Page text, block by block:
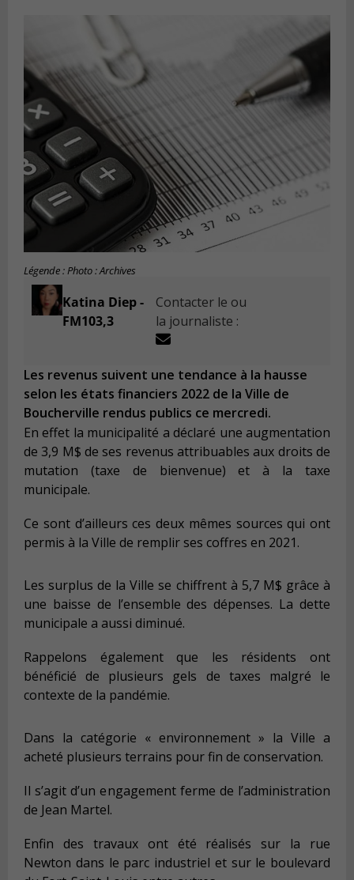
Légende : Photo : Archives
Katina Diep -
FM103,3
Contacter le ou
la journaliste :
Les revenus suivent une tendance à la hausse
selon les états financiers 2022 de la Ville de
Boucherville rendus publics ce mercredi.
En effet la municipalité a déclaré une augmentation
de 3,9 M$ de ses revenus attribuables aux droits de
mutation (taxe de bienvenue) et à la taxe
municipale.
Ce sont d’ailleurs ces deux mêmes sources qui ont
permis à la Ville de remplir ses coffres en 2021.
Les surplus de la Ville se chiffrent à 5,7 M$ grâce à
une baisse de l’ensemble des dépenses. La dette
municipale a aussi diminué.
Rappelons également que les résidents ont
bénéficié de plusieurs gels de taxes malgré le
contexte de la pandémie.
Dans la catégorie « environnement » la Ville a
acheté plusieurs terrains pour fin de conservation.
Il s’agit d’un engagement ferme de l’administration
de Jean Martel.
Enfin des travaux ont été réalisés sur la rue
Newton dans le parc industriel et sur le boulevard